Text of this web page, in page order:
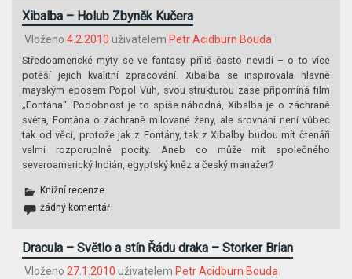
Xibalba – Holub Zbyněk Kučera
Vloženo 4.2.2010 uživatelem Petr Acidburn Bouda
Středoamerické mýty se ve fantasy příliš často nevidí – o to více
potěší jejich kvalitní zpracování. Xibalba se inspirovala hlavně
mayským eposem Popol Vuh, svou strukturou zase připomíná film
„Fontána“. Podobnost je to spíše náhodná, Xibalba je o záchraně
světa, Fontána o záchraně milované ženy, ale srovnání není vůbec
tak od věci, protože jak z Fontány, tak z Xibalby budou mít čtenáři
velmi rozporuplné pocity. Aneb co může mít společného
severoamerický Indián, egyptský kněz a český manažer?
Knižní recenze
žádný komentář
Dracula – Světlo a stín Řádu draka – Storker Brian
Vloženo 27.1.2010 uživatelem Petr Acidburn Bouda